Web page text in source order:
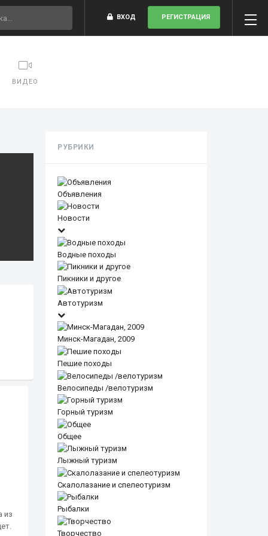
ВХОД РЕГИСТРАЦИЯ
ВИДЕО
из
РУБРИКИ
Объявления
Новости
Водные походы
Пикники и другое
Автотуризм
Минск-Магадан, 2009
Пешие походы
Велосипеды /велотуризм
Горный туризм
Общее
Лыжный туризм
Скалолазание и спелеотуризм
Рыбалки
Творчество